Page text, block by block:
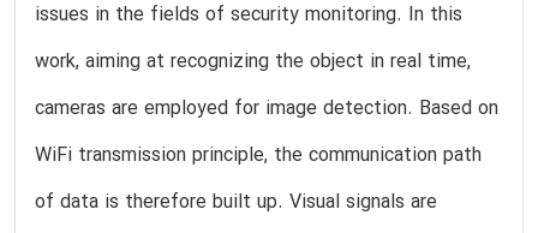
issues in the fields of security monitoring. In this
work, aiming at recognizing the object in real time,
cameras are employed for image detection. Based on
WiFi transmission principle, the communication path
of data is therefore built up. Visual signals are